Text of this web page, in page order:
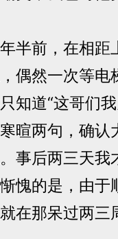
半前，在相距
偶然一次等电
知道“这哥们
暄两句，确认
事后两三天我
愧的是，由于
在那呆过两三